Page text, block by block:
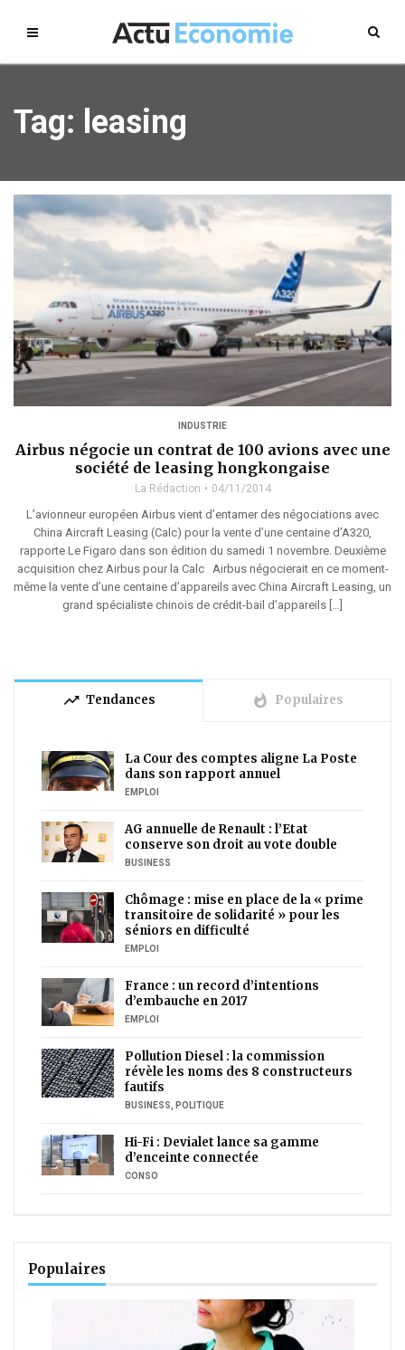
Tag: leasing
INDUSTRIE
Airbus négocie un contrat de 100 avions avec une
société de leasing hongkongaise
La Rédaction 04/11/2014
L’avionneur européen Airbus vient d’entamer des négociations avec
China Aircraft Leasing (Calc) pour la vente d’une centaine d’A320,
rapporte Le Figaro dans son édition du samedi 1 novembre. Deuxième
acquisition chez Airbus pour la Calc Airbus négocierait en ce moment-
même la vente d’une centaine d’appareils avec China Aircraft Leasing, un
grand spécialiste chinois de crédit-bail d’appareils […]
trending_up Tendances whatshot Populaires
La Cour des comptes aligne La Poste
dans son rapport annuel
EMPLOI
AG annuelle de Renault : l’Etat
conserve son droit au vote double
BUSINESS
Chômage : mise en place de la « prime
transitoire de solidarité » pour les
séniors en difficulté
EMPLOI
France : un record d’intentions
d’embauche en 2017
EMPLOI
Pollution Diesel : la commission
révèle les noms des 8 constructeurs
fautifs
BUSINESS, POLITIQUE
Hi-Fi : Devialet lance sa gamme
d’enceinte connectée
CONSO
Populaires